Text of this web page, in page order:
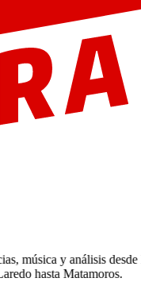
música y análisis desde
hasta Matamoros.